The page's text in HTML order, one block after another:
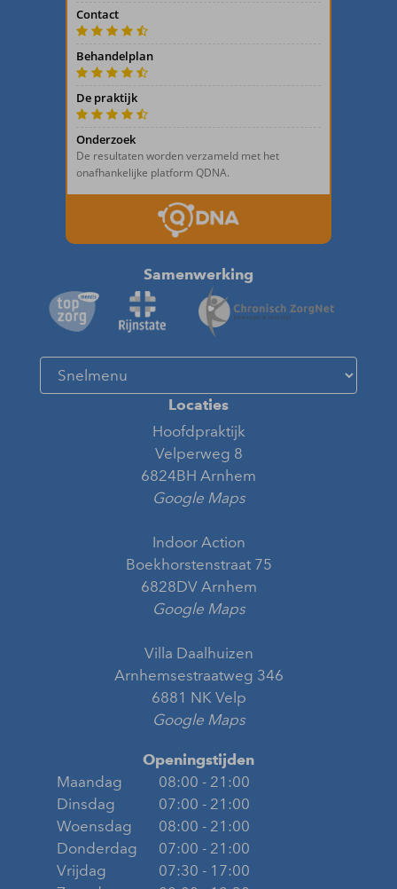
Samenwerking
Locaties
Hoofdpraktijk
Velperweg 8
6824BH Arnhem
Google Maps
Indoor Action
Boekhorstenstraat 75
6828DV Arnhem
Google Maps
Villa Daalhuizen
Arnhemsestraatweg 346
6881 NK Velp
Google Maps
Openingstijden
Maandag
Dinsdag
Woensdag
Donderdag
Vrijdag
08:00 - 21:00
07:00 - 21:00
08:00 - 21:00
07:00 - 21:00
07:30 - 17:00